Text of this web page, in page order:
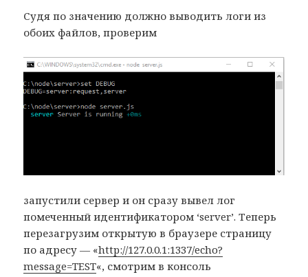
Судя по значению должно выводить логи из
обоих файлов, проверим
запустили сервер и он сразу вывел лог
помеченный идентификатором ‘server’. Теперь
перезагрузим открытую в браузере страницу
по адресу — «http://127.0.0.1:1337/echo?
message=TEST«, смотрим в консоль